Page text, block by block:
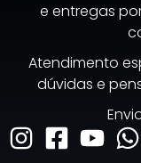
e entregas
Atendimento
dúvidas e